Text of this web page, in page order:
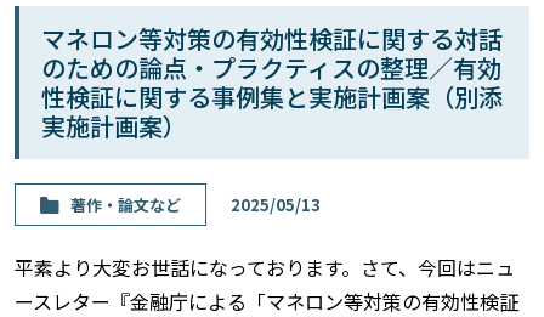
マネロン等対策の有効性検証に関する対話
のための論点・プラクティスの整理／有効
性検証に関する事例集と実施計画案（別添
実施計画案）
著作・論⽂など 2025/05/13
平素より大変お世話になっております。さて、今回はニュ
ースレター『金融庁による「マネロン等対策の有効性検証